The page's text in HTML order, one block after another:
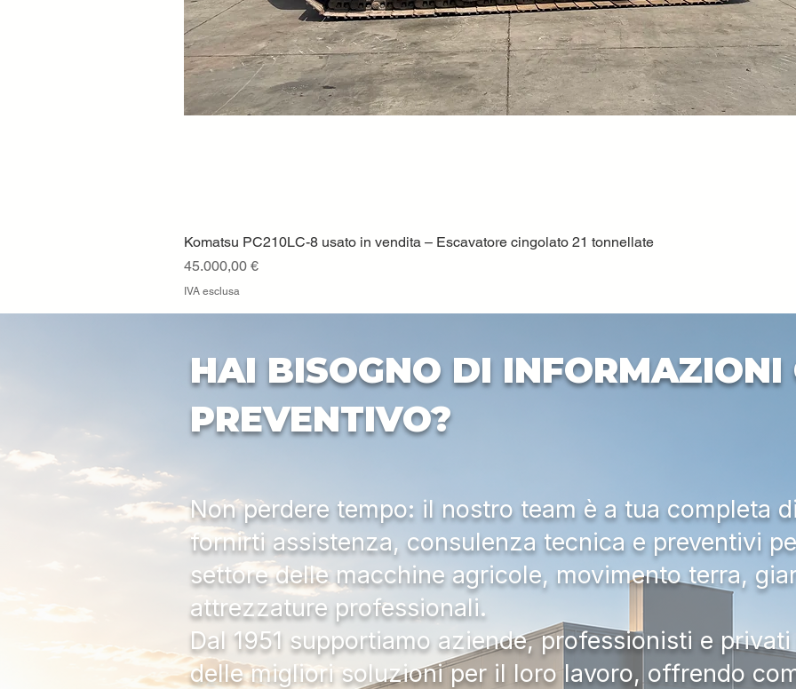
Vista rapida
Komatsu PC210LC-8 usato in vendita – Escavatore cingolato 21 tonnellate
Prezzo
45.000,00 €
IVA esclusa
HAI BISOGNO DI INFORMAZIONI
PREVENTIVO?
Non perdere tempo: il nostro team è a tua completa
fornirti assistenza, consulenza tecnica e preventivi
settore delle macchine agricole, movimento terra,
attrezzature professionali.
Dal 1951 supportiamo aziende, professionisti e
delle migliori soluzioni per il loro lavoro, offrendo